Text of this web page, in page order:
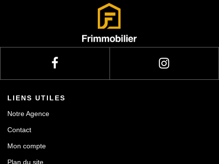
LIENS UTILES
Notre Agence
Contact
Mon compte
Plan du site